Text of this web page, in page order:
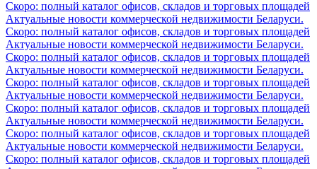
Скоро: полный каталог офисов, складов и торговых площадей
Актуальные новости коммерческой недвижимости Беларуси.
Скоро: полный каталог офисов, складов и торговых площадей
Актуальные новости коммерческой недвижимости Беларуси.
Скоро: полный каталог офисов, складов и торговых площадей
Актуальные новости коммерческой недвижимости Беларуси.
Скоро: полный каталог офисов, складов и торговых площадей
Актуальные новости коммерческой недвижимости Беларуси.
Скоро: полный каталог офисов, складов и торговых площадей
Актуальные новости коммерческой недвижимости Беларуси.
Скоро: полный каталог офисов, складов и торговых площадей
Актуальные новости коммерческой недвижимости Беларуси.
Скоро: полный каталог офисов, складов и торговых площадей